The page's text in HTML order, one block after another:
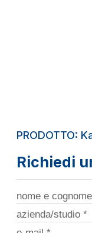
PRODOTTO:
Richiedi